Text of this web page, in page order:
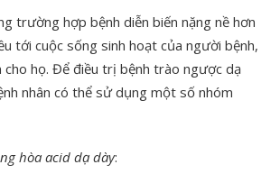
trường hợp bệnh diễn biến nặng nề hơn
tới cuộc sống sinh hoạt của người bệnh,
cho họ. Để điều trị bệnh trào ngược dạ
nhân có thể sử dụng một số nhóm
hòa acid dạ dày: